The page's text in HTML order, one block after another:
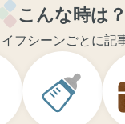
こんな時は？
フシーンごとに記